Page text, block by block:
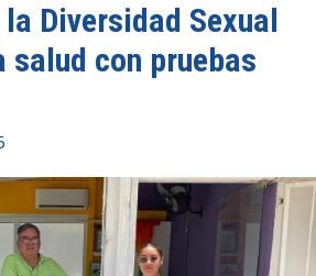
Diversidad Sexual
salud con pruebas